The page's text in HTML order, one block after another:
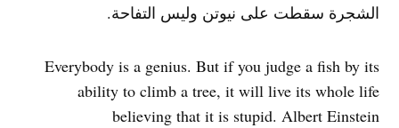
الشجرة سقطت على نيوتن وليس التفاحة.
Everybody is a genius. But if you judge a fish by its
ability to climb a tree, it will live its whole life
believing that it is stupid. Albert Einstein